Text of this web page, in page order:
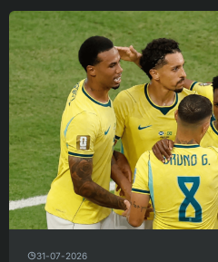
31-07-2026